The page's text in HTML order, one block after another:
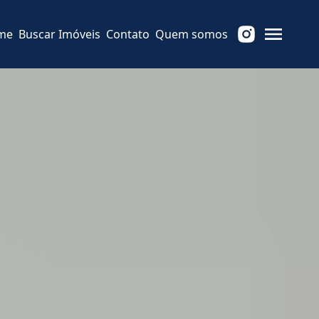
Buscar Imóveis Contato Quem somos